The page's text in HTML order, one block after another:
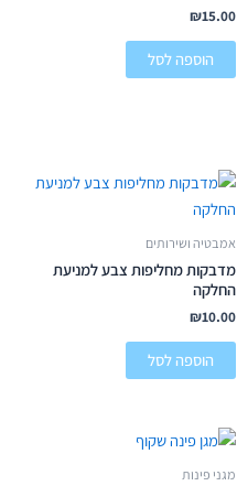
₪15.00
הוספה לסל
אמבטיה ושירותים
מדבקות מחליפות צבע למניעת
החלקה
₪10.00
הוספה לסל
מגני פינות